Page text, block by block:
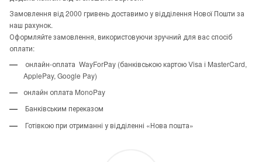
Замовлення від 2000 гривень доставимо у відділення Нової Пошти за
наш рахунок.
Оформляйте замовлення, використовуючи зручний для вас спосіб
оплати:
онлайн-оплата WayForPay (банківською картою Visa і MasterCard,
ApplePay, Google Pay)
онлайн оплата MonoPay
Банківським переказом
Готівкою при отриманні у відділенні «Нова пошта»